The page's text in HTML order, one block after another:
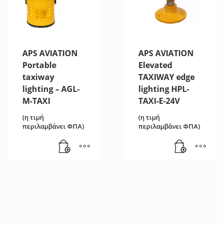
APS AVIATION
Portable
taxiway
lighting – AGL-
M-TAXI
(η τιμή
περιλαμβάνει ΦΠΑ)
APS AVIATION
Elevated
TAXIWAY edge
lighting HPL-
TAXI-E-24V
(η τιμή
περιλαμβάνει ΦΠΑ)